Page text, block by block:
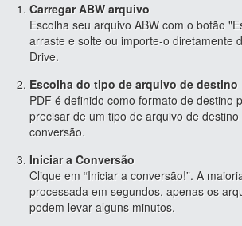
Carregar ABW arquivo
Escolha seu arquivo ABW com o botão
arraste e solte ou importe-o diretamente
Drive.
Escolha do tipo de arquivo de destino
PDF é definido como formato de destino
precisar de um tipo de arquivo de
conversão.
Iniciar a Conversão
Clique em “Iniciar a conversão!”. A
processada em segundos, apenas os
podem levar alguns minutos.